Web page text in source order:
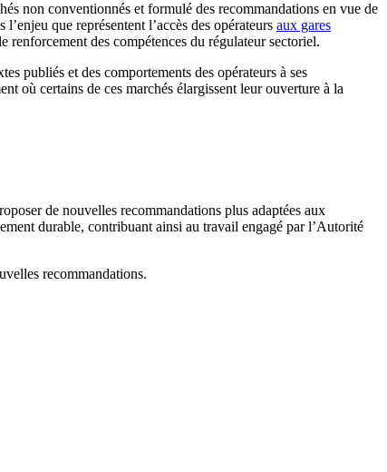
non conventionnés et formulé des recommandations en vue de
que représentent l’accès des opérateurs aux gares
renforcement des compétences du régulateur sectoriel.
publiés et des comportements des opérateurs à ses
où certains de ces marchés élargissent leur ouverture à la
de nouvelles recommandations plus adaptées aux
durable, contribuant ainsi au travail engagé par l’Autorité
recommandations.